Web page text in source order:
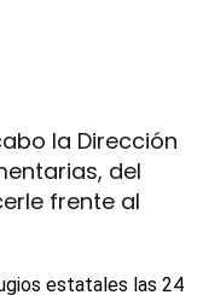
la Dirección
del
frente al